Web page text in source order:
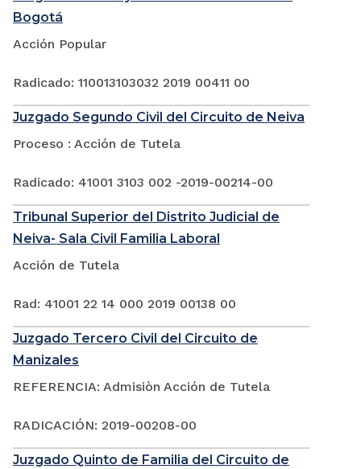
Bogotá
Acción Popular
Radicado: 110013103032 2019 00411 00
Juzgado Segundo Civil del Circuito de Neiva
Proceso : Acción de Tutela
Radicado: 41001 3103 002 -2019-00214-00
Tribunal Superior del Distrito Judicial de
Neiva- Sala Civil Familia Laboral
Acción de Tutela
Rad: 41001 22 14 000 2019 00138 00
Juzgado Tercero Civil del Circuito de
Manizales
REFERENCIA: Admisiòn Acción de Tutela
RADICACIÓN: 2019-00208-00
Juzgado Quinto de Familia del Circuito de